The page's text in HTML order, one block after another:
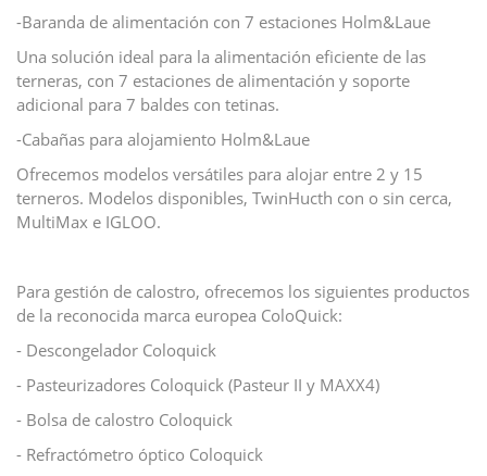
-Baranda de alimentación con 7 estaciones Holm&Laue
Una solución ideal para la alimentación eficiente de las
terneras, con 7 estaciones de alimentación y soporte
adicional para 7 baldes con tetinas.
-Cabañas para alojamiento Holm&Laue
Ofrecemos modelos versátiles para alojar entre 2 y 15
terneros. Modelos disponibles, TwinHucth con o sin cerca,
MultiMax e IGLOO.
Para gestión de calostro, ofrecemos los siguientes productos
de la reconocida marca europea ColoQuick:
- Descongelador Coloquick
- Pasteurizadores Coloquick (Pasteur II y MAXX4)
- Bolsa de calostro Coloquick
- Refractómetro óptico Coloquick